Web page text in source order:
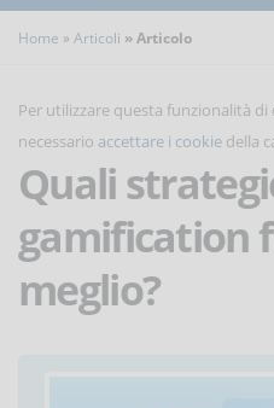
Home Articoli Articolo
Per utilizzare questa funzionalità
necessario accettare i cookie della
Quali
gamification
meglio?